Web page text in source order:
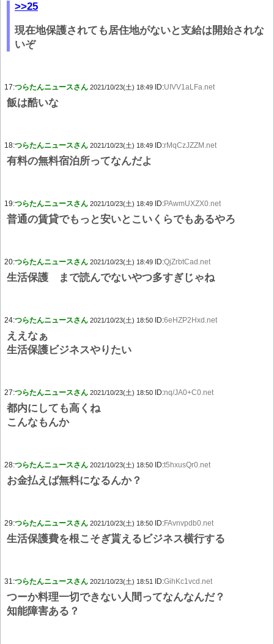
>>25
現在地保護されても居住地がないと支給は開始されな
いぞ
17:つらたんニュースさん 2021/10/23(土) 18:49 ID:UIVV1aLFa.net
飯は酷いな
18:つらたんニュースさん 2021/10/23(土) 18:49 ID:rMqCzJZZM.net
有料の無料宿泊所ってなんだよ
19:つらたんニュースさん 2021/10/23(土) 18:49 ID:PAwmUXZX0.net
普通の賃貸でもっと安いとこいくらでもあるやろ
20:つらたんニュースさん 2021/10/23(土) 18:49 ID:QjZrbtCad.net
生活保護 まで読んでないやつ多すぎじゃね
24:つらたんニュースさん 2021/10/23(土) 18:50 ID:6eHZP2Hxd.net
ええなぁ
生活保護ビジネスやりたい
27:つらたんニュースさん 2021/10/23(土) 18:50 ID:nq/JA0+C0.net
都内にしても高くね
こんなもんか
28:つらたんニュースさん 2021/10/23(土) 18:50 ID:t5hxusQr0.net
お金払えば無料になるんか？
29:つらたんニュースさん 2021/10/23(土) 18:50 ID:FAvnvpdb0.net
生活保護費を根こそぎ貰えるビジネス横行する
31:つらたんニュースさん 2021/10/23(土) 18:51 ID:GihKc1vcd.net
つーか料理一切できない人間ってなんなんだ？
知能障害ある？